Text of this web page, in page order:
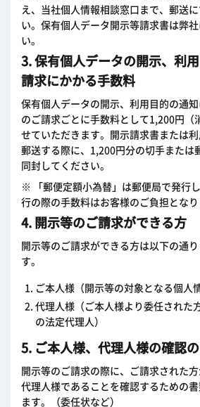
え、当社個人情報相談窓口まで、郵送
い。保有個人データ開示等請求書は弊
い。
3. 保有個人データの開示、利
請求にかかる手数料
保有個人データの開示、利用目的の通
のご請求ごとに手数料として1,200円（
せていただきます。開示請求書または
郵送する際に、1,200円分の切手または
同封してください。
※ 「郵便定額小為替」は郵便局で発行
行の際の手数料はお客様のご負担となり
4. 開示等のご請求ができる方
開示等のご請求ができる方は以下の通
す。
ご本人様（開示等の対象となる個人
代理人様（ご本人様より委任された
の法定代理人）
5. ご本人様、代理人様の確認
開示等のご請求の際に、ご請求された
代理人様であることを確認するための
ます。（委任状など）